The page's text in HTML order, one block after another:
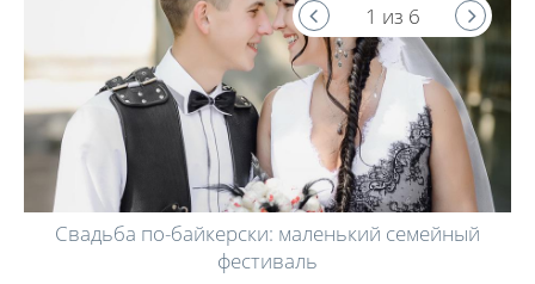
Свадьба по-байкерски: маленький семейный
фестиваль
1 из 6